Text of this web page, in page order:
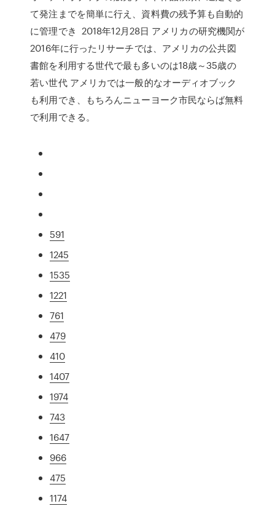
て発注までを簡単に行え、資料費の残予算も自動的
に管理でき 2018年12月28日 アメリカの研究機関が
2016年に行ったリサーチでは、アメリカの公共図
書館を利用する世代で最も多いのは18歳～35歳の
若い世代 アメリカでは一般的なオーディオブック
も利用でき、もちろんニューヨーク市民ならば無料
で利用できる。
591
1245
1535
1221
761
479
410
1407
1974
743
1647
966
475
1174